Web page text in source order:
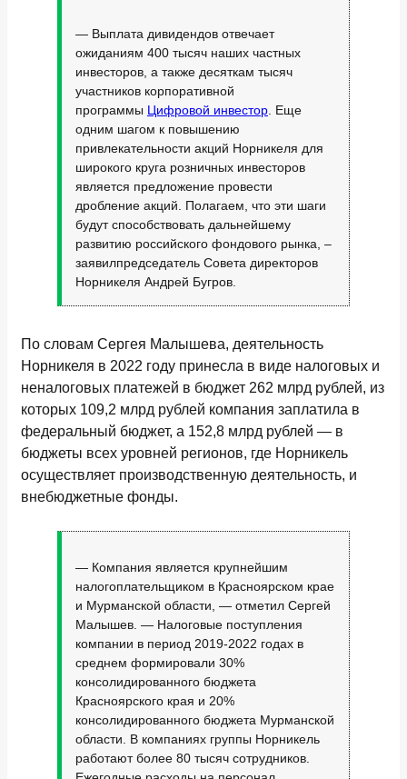
— Выплата дивидендов отвечает
ожиданиям 400 тысяч наших частных
инвесторов, а также десяткам тысяч
участников корпоративной
программы Цифровой инвестор . Еще
одним шагом к повышению
привлекательности акций Норникеля для
широкого круга розничных инвесторов
является предложение провести
дробление акций. Полагаем, что эти шаги
будут способствовать дальнейшему
развитию российского фондового рынка, –
заявилпредседатель Совета директоров
Норникеля Андрей Бугров.
По словам Сергея Малышева, деятельность
Норникеля в 2022 году принесла в виде налоговых и
неналоговых платежей в бюджет 262 млрд рублей, из
которых 109,2 млрд рублей компания заплатила в
федеральный бюджет, а 152,8 млрд рублей — в
бюджеты всех уровней регионов, где Норникель
осуществляет производственную деятельность, и
внебюджетные фонды.
— Компания является крупнейшим
налогоплательщиком в Красноярском крае
и Мурманской области, — отметил Сергей
Малышев. — Налоговые поступления
компании в период 2019-2022 годах в
среднем формировали 30%
консолидированного бюджета
Красноярского края и 20%
консолидированного бюджета Мурманской
области. В компаниях группы Норникель
работают более 80 тысяч сотрудников.